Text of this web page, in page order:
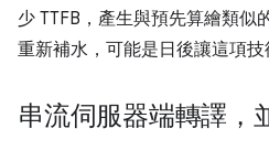
少 TTFB，產生與預先算繪類似
重新補水，可能是日後讓這項技
串流伺服器端轉譯，